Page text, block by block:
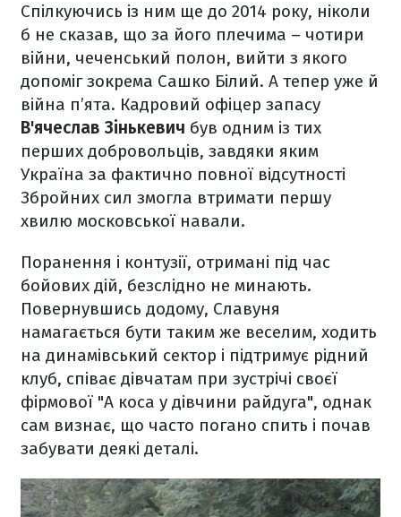
Спілкуючись із ним ще до 2014 року, ніколи
б не сказав, що за його плечима – чотири
війни, чеченський полон, вийти з якого
допоміг зокрема Сашко Білий. А тепер уже й
війна п’ята. Кадровий офіцер запасу
В'ячеслав Зінькевич був одним із тих
перших добровольців, завдяки яким
Україна за фактично повної відсутності
Збройних сил змогла втримати першу
хвилю московської навали.
Поранення і контузії, отримані під час
бойових дій, безслідно не минають.
Повернувшись додому, Славуня
намагається бути таким же веселим, ходить
на динамівський сектор і підтримує рідний
клуб, співає дівчатам при зустрічі своєї
фірмової "А коса у дівчини райдуга", однак
сам визнає, що часто погано спить і почав
забувати деякі деталі.